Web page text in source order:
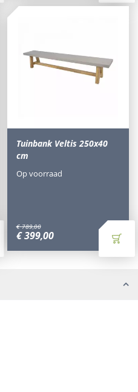
Tuinbank Veltis 250x40
cm
€ 789,00
€ 399,00
Op voorraad